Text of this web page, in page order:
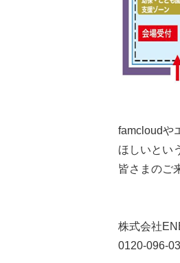
famcloudや
ほしいとい
皆さまのご
株式会社
0120-096-